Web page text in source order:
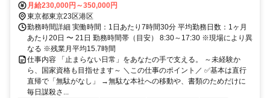
都営浅草線／都営三田線「三田駅」より徒歩8分
月給230,000円～350,000円
東京都東京23区港区
勤務時間詳細 実働時間：1日あたり7時間30分 平均勤務日数：1ヶ月
あたり20日 〜 21日 勤務時間帯（目安） 8:30～17:30 ※現場により異
なる ※残業月平均15.7時間
仕事内容 「止まらない日常」をあなたの手で支える。 ～未経験か
ら、国家資格も目指せます～ ＼この仕事のポイント／ ✅基本は直行
直帰で「無駄がなし」 →無駄な本社への移動や、書類のためだけに
毎日謀殺さ...